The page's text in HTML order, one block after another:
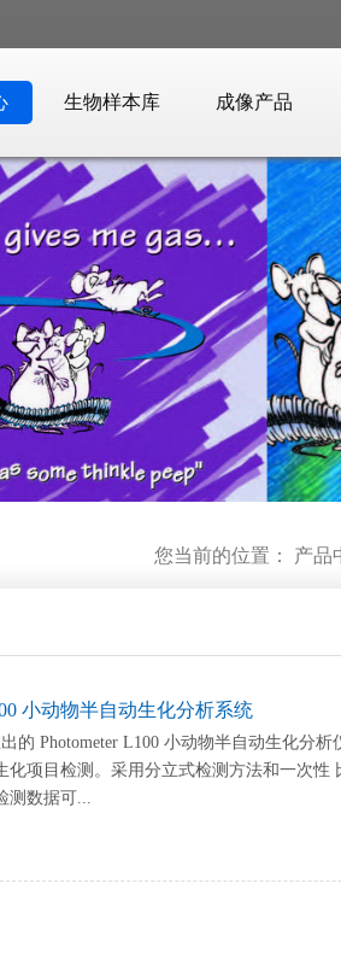
生物样本库 成像产品
您当前的位置： 产品
小动物半自动生化分析系统
的 Photometer L100 小动物半自动生化分
化项目检测。采用分立式检测方法和一次性
测数据可...